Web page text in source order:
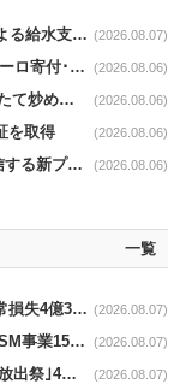
ローソンnews｜｢熊本地震｣/店舗への散水車による給水支援を開始 (2026.08.07)
ファストリnews｜｢フランス山火事｣へ100万ユーロ寄付･衣料5万点も提供 (2026.08.06)
ローソンnews｜｢鍋さばきロボ｣7/22導入･できたて炒めメニューを提供 (2026.08.06)
を取得 (2026.08.06)
ファミマnews｜こども食堂の｢今｣を社会へ発信する新プロジェクト始動 (2026.08.06)
一覧
はるやまnews｜第1Q売上高71億円1.4％減･経常損失4億3800万円 (2026.08.07)
バローnews｜第１Q営業収益2434億円9.9％増/SM事業15.5％増と絶好調 (2026.08.07)
島忠news｜展示品家具が最大50％オフ｢倉庫大放出祭｣4店舗限定で開催 (2026.08.07)